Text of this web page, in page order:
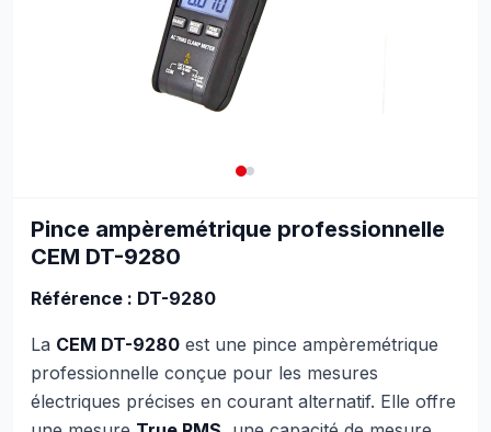
Pince ampèremétrique professionnelle
CEM DT-9280
Référence : DT-9280
La CEM DT-9280 est une pince ampèremétrique
professionnelle conçue pour les mesures
électriques précises en courant alternatif. Elle offre